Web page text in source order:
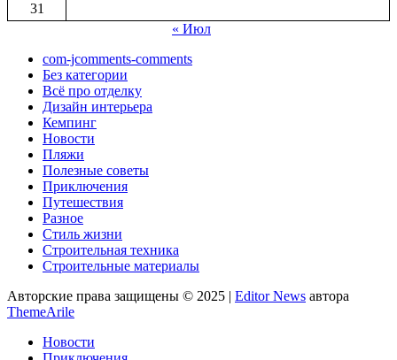
31
« Июл
com-jcomments-comments
Без категории
Всё про отделку
Дизайн интерьера
Кемпинг
Новости
Пляжи
Полезные советы
Приключения
Путешествия
Разное
Стиль жизни
Строительная техника
Строительные материалы
Авторские права защищены © 2025 | Editor News автора
ThemeArile
Новости